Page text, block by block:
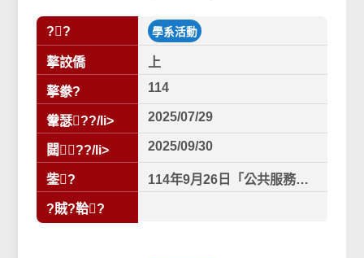
??
摮詨僑
摮豢?
韏瑟??/li>
閮??/li>
鈭?
?賊?鞈?
學系活動
上
114
2025/07/29
2025/09/30
114年9月26日「公共服務創